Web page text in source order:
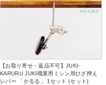
【お取り寄せ・返品不可】JUKI-
KARURU JUKI職業用ミシン用ひざ押え
レバー 「かるる」 1セット (セット)